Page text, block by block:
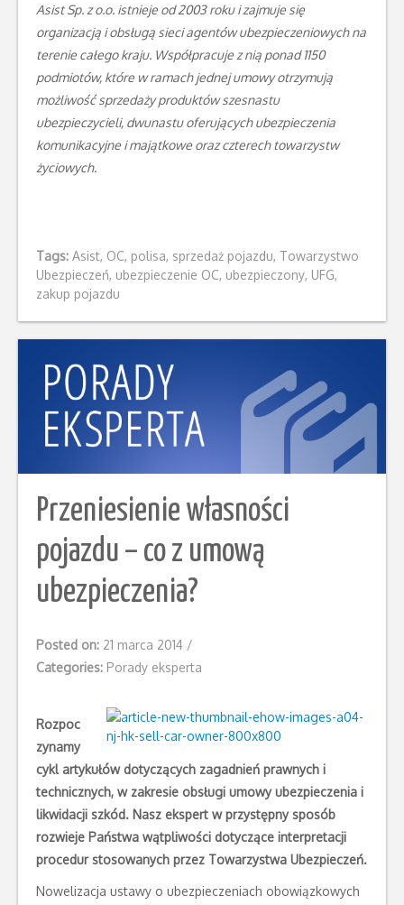
Asist Sp. z o.o. istnieje od2003 roku i zajmuje się
organizacją i obsługą sieci agentów ubezpieczeniowych na
terenie całego kraju. Współpracuje z nią ponad 1150
podmiotów, które w ramach jednej umowy otrzymują
możliwość sprzedaży produktów szesnastu
ubezpieczycieli, dwunastu oferujących ubezpieczenia
komunikacyjne i majątkowe oraz czterech towarzystw
życiowych.
Tags: Asist, OC, polisa, sprzedaż pojazdu, Towarzystwo
Ubezpieczeń, ubezpieczenie OC, ubezpieczony, UFG,
zakup pojazdu
Przeniesienie własności
pojazdu – co z umową
ubezpieczenia?
Posted on: 21 marca 2014 /
Categories: Porady eksperta
Rozpoc
zynamy
cykl artykułów dotyczących zagadnień prawnych i
technicznych, w zakresie obsługi umowy ubezpieczenia i
likwidacji szkód. Nasz ekspert w przystępny sposób
rozwieje Państwa wątpliwości dotyczące interpretacji
procedur stosowanych przez Towarzystwa Ubezpieczeń.
Nowelizacja ustawy o ubezpieczeniach obowiązkowych